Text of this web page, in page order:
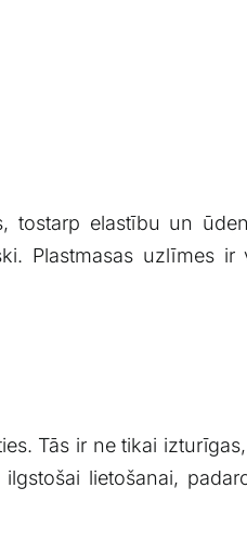
tostarp elastību⁣ un
Plastmasas uzlīmes
Tās ‌ir ‌ne tikai
lietošanai,